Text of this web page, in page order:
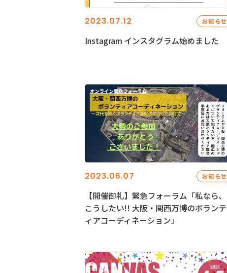
2023.07.12 お知らせ
Instagram インスタグラム始めました
2023.06.07 お知らせ
【開催御礼】緊急フォーラム「私なら、
こうしたい!! 大阪・関西万博のボランテ
ィアコーディネーション」